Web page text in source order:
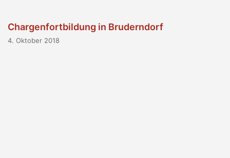
Chargenfortbildung in Bruderndorf
4. Oktober 2018